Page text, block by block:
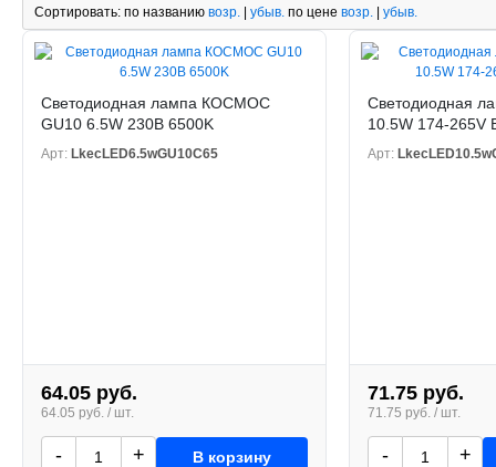
Сортировать: по названию возр. | убыв. по цене возр. | убыв.
Светодиодная лампа КОСМОС
GU10 6.5W 230В 6500K
Арт: LkecLED6.5wGU10C65
64.05 руб.
64.05 руб. / шт.
- + В корзину
Светодиодная
10.5W 174-265V
Арт:
71.75 руб.
71.75 руб. / шт.
- +